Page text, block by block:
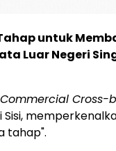
untuk
Luar Negeri
Cross-
Sisi,
tahap".